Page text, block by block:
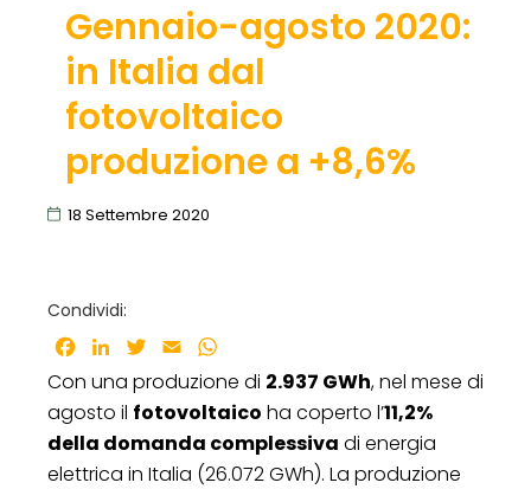
Gennaio-agosto 2020:
in Italia dal
fotovoltaico
produzione a +8,6%
18 Settembre 2020
Condividi:
Facebook
LinkedInTwitter
Email
Con una produzione di 2.937 GWh, nel mese di
agosto il fotovoltaico ha coperto l’11,2%
della domanda complessiva di energia
elettrica in Italia (26.072 GWh). La produzione